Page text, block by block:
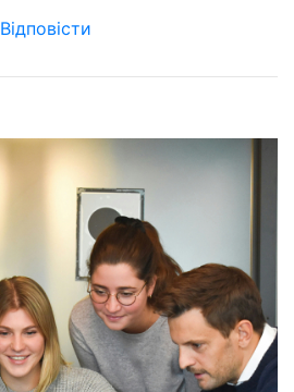
Відповісти